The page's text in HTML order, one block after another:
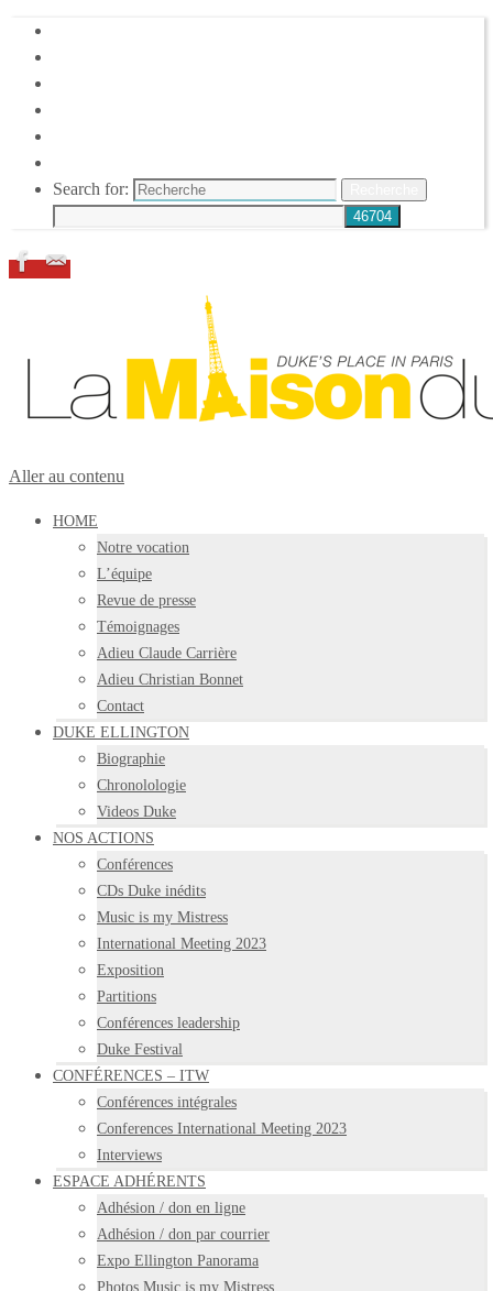
Search for:
Aller au contenu
HOME
Notre vocation
L’équipe
Revue de presse
Témoignages
Adieu Claude Carrière
Adieu Christian Bonnet
Contact
DUKE ELLINGTON
Biographie
Chronolologie
Videos Duke
NOS ACTIONS
Conférences
CDs Duke inédits
Music is my Mistress
International Meeting 2023
Exposition
Partitions
Conférences leadership
Duke Festival
CONFÉRENCES – ITW
Conférences intégrales
Conferences International Meeting 2023
Interviews
ESPACE ADHÉRENTS
Adhésion / don en ligne
Adhésion / don par courrier
Expo Ellington Panorama
Photos Music is my Mistress